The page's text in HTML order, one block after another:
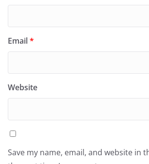
Email*
Website
Save my name, email, and website in